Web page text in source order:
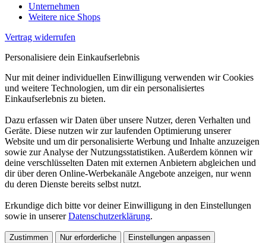
Unternehmen
Weitere nice Shops
Vertrag widerrufen
Personalisiere dein Einkaufserlebnis
Nur mit deiner individuellen Einwilligung verwenden wir Cookies
und weitere Technologien, um dir ein personalisiertes
Einkaufserlebnis zu bieten.
Dazu erfassen wir Daten über unsere Nutzer, deren Verhalten und
Geräte. Diese nutzen wir zur laufenden Optimierung unserer
Website und um dir personalisierte Werbung und Inhalte anzuzeigen
sowie zur Analyse der Nutzungsstatistiken. Außerdem können wir
deine verschlüsselten Daten mit externen Anbietern abgleichen und
dir über deren Online-Werbekanäle Angebote anzeigen, nur wenn
du deren Dienste bereits selbst nutzt.
Erkundige dich bitte vor deiner Einwilligung in den Einstellungen
sowie in unsererDatenschutzerklärung.
Zustimmen Nur erforderliche Einstellungen anpassen